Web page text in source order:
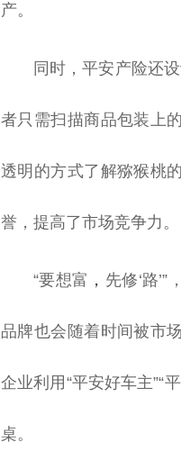
产。
同时，平安产险还
者只需扫描商品包装上
透明的方式了解猕猴桃
誉，提高了市场竞争力。
“要想富 ， 先修‘路
品牌也会随着时间被市
企业利用“平安好车主”“平
桌。